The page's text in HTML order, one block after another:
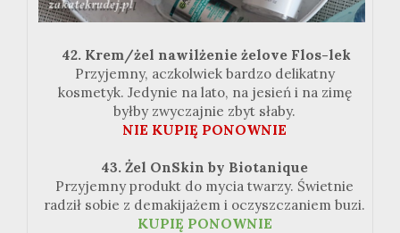
42. Krem/żel nawilżenie żelove Flos-lek
Przyjemny, aczkolwiek bardzo delikatny
kosmetyk. Jedynie na lato, na jesień i na zimę
byłby zwyczajnie zbyt słaby.
NIE KUPIĘ PONOWNIE
43. Żel OnSkin by Biotanique
Przyjemny produkt do mycia twarzy. Świetnie
radził sobie z demakijażem i oczyszczaniem buzi.
KUPIĘ PONOWNIE